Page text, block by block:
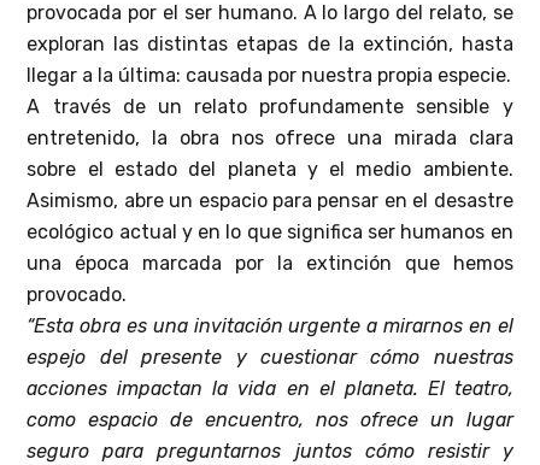
provocada por el ser humano. A lo largo del relato, se
exploran las distintas etapas de la extinción, hasta
llegar a la última: causada por nuestra propia especie.
A través de un relato profundamente sensible y
entretenido, la obra nos ofrece una mirada clara
sobre el estado del planeta y el medio ambiente.
Asimismo, abre un espacio para pensar en el desastre
ecológico actual y en lo que significa ser humanos en
una época marcada por la extinción que hemos
provocado.
“Esta obra es una invitación urgente a mirarnos en el
espejo del presente y cuestionar cómo nuestras
acciones impactan la vida en el planeta. El teatro,
como espacio de encuentro, nos ofrece un lugar
seguro para preguntarnos juntos cómo resistir y